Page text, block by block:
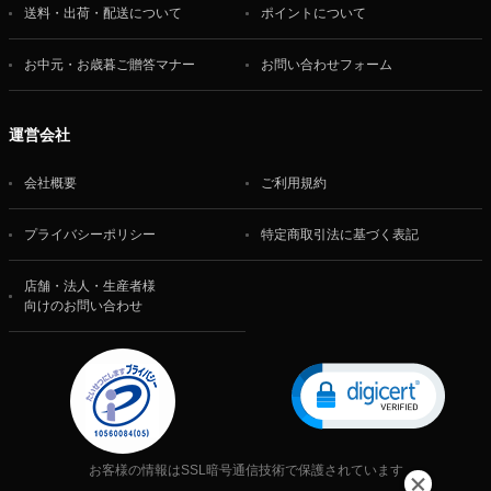
送料・出荷・配送について ポイントについて
お中元・お歳暮ご贈答マナー お問い合わせフォーム
運営会社
会社概要 ご利用規約
プライバシーポリシー 特定商取引法に基づく表記
店舗・法人・生産者様
向けのお問い合わせ
お客様の情報はSSL暗号通信技術で保護されています